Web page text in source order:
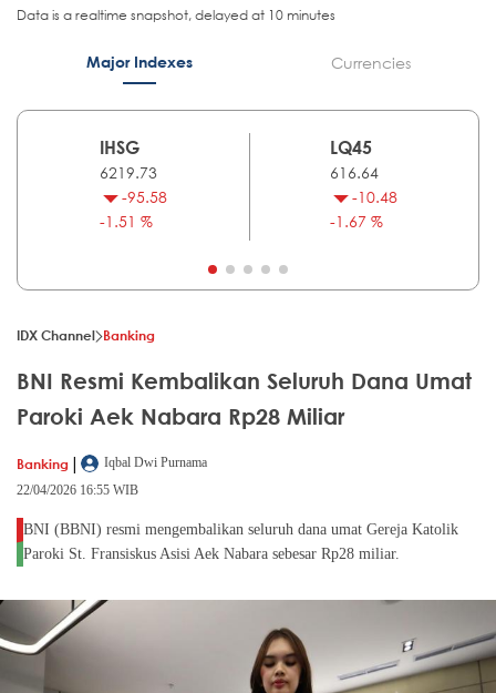
Data is a realtime snapshot, delayed at 10 minutes
Major Indexes Currencies
IHSG
6219.73
-95.58
-1.51 %
LQ45
616.64
-10.48
-1.67 %
IDX Channel Banking
BNI Resmi Kembalikan Seluruh Dana Umat
Paroki Aek Nabara Rp28 Miliar
Banking |
Iqbal Dwi Purnama
22/04/2026 16:55 WIB
BNI (BBNI) resmi mengembalikan seluruh dana umat Gereja Katolik
Paroki St. Fransiskus Asisi Aek Nabara sebesar Rp28 miliar.